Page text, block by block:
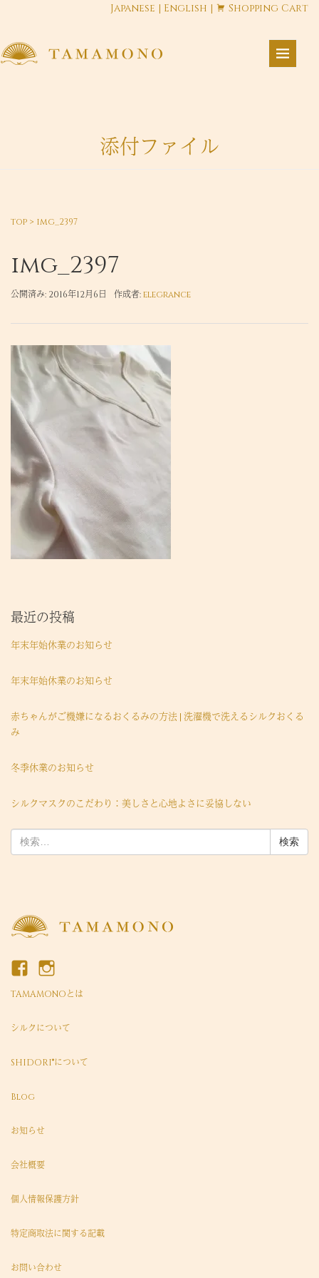
Japanese | English | Shopping Cart
添付ファイル
top > img_2397
img_2397
公開済み: 2016年12月6日 作成者:elegrance
最近の投稿
年末年始休業のお知らせ
年末年始休業のお知らせ
赤ちゃんがご機嫌になるおくるみの方法 | 洗濯機で洗えるシルクおくる
み
冬季休業のお知らせ
シルクマスクのこだわり：美しさと心地よさに妥協しない
索:
TAMAMONOとは
シルクについて
SHIDORI®について
Blog
お知らせ
会社概要
個人情報保護方針
特定商取法に関する記載
お問い合わせ